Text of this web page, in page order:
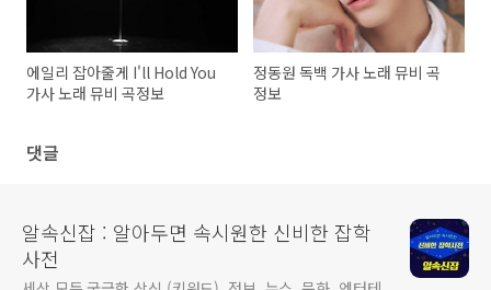
에일리 잡아줄게 I'll Hold You
가사 노래 뮤비 곡정보
정동원 독백 가사 노래 뮤비 곡
정보
댓글
알속신잡 : 알아두면 속시원한 신비한 잡학
사전